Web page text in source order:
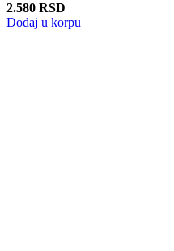
2.580 RSD
Dodaj u korpu